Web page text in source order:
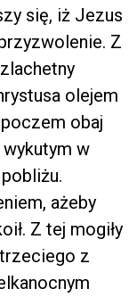
się, iż Jezus
Z
olejem
obaj
wykutym w
ażeby
Z tej mogiły
trzeciego z